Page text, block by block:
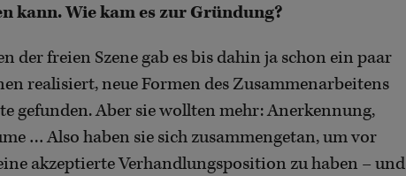
kann. Wie kam es zur Gründung?
freien Szene gab es bis dahin ja schon ein paar
realisiert, neue Formen des Zusammenarbeitens
gefunden. Aber sie wollten mehr: Anerkennung,
… Also haben sie sich zusammengetan, um vor
akzeptierte Verhandlungsposition zu haben – und